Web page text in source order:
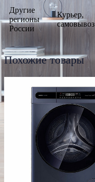
Другие
регионы
России
Курьер,
самовывоз
Похожие товары